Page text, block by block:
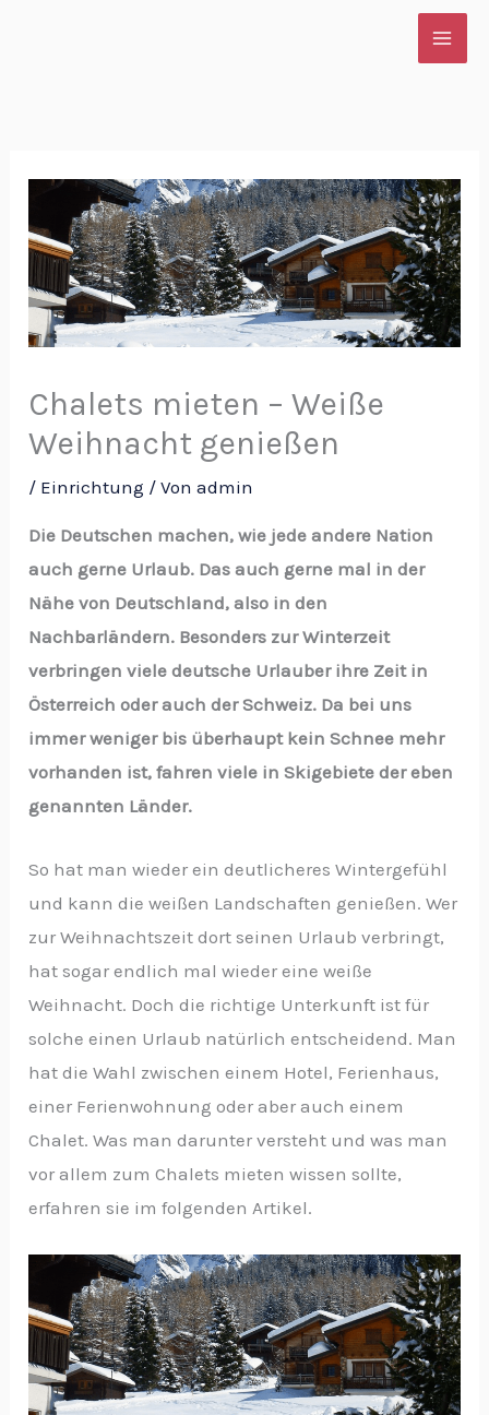
Chalets mieten – Weiße
Weihnacht genießen
/ Einrichtung / Vonadmin
Die Deutschen machen, wie jede andere Nation
auch gerne Urlaub. Das auch gerne mal in der
Nähe von Deutschland, also in den
Nachbarländern. Besonders zur Winterzeit
verbringen viele deutsche Urlauber ihre Zeit in
Österreich oder auch der Schweiz. Da bei uns
immer weniger bis überhaupt kein Schnee mehr
vorhanden ist, fahren viele in Skigebiete der eben
genannten Länder.
So hat man wieder ein deutlicheres Wintergefühl
und kann die weißen Landschaften genießen. Wer
zur Weihnachtszeit dort seinen Urlaub verbringt,
hat sogar endlich mal wieder eine weiße
Weihnacht. Doch die richtige Unterkunft ist für
solche einen Urlaub natürlich entscheidend. Man
hat die Wahl zwischen einem Hotel, Ferienhaus,
einer Ferienwohnung oder aber auch einem
Chalet. Was man darunter versteht und was man
vor allem zum Chalets mieten wissen sollte,
erfahren sie im folgenden Artikel.